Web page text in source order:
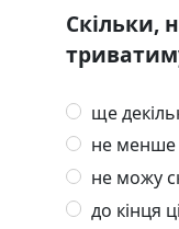
Скільки,
ще
не менше
не можу
до кінця